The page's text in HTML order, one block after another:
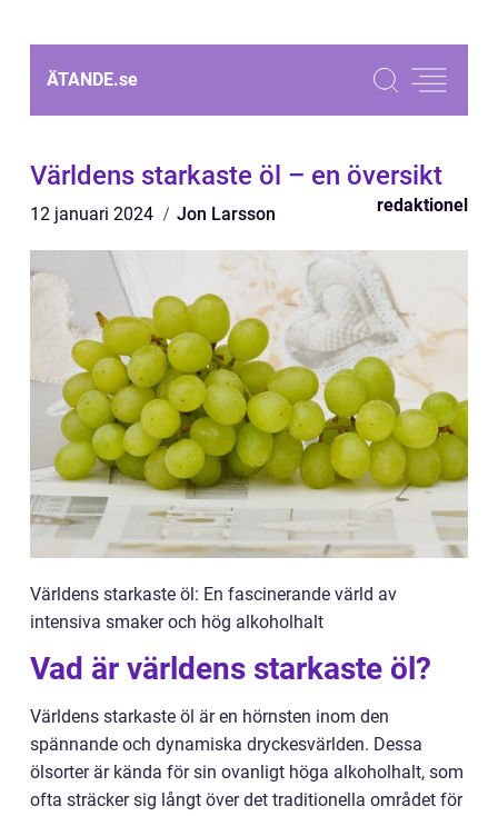
ÄTANDE.se
Världens starkaste öl – en översikt
12 januari 2024 Jon Larsson redaktionel
Världens starkaste öl: En fascinerande värld av
intensiva smaker och hög alkoholhalt
Vad är världens starkaste öl?
Världens starkaste öl är en hörnsten inom den
spännande och dynamiska dryckesvärlden. Dessa
ölsorter är kända för sin ovanligt höga alkoholhalt, som
ofta sträcker sig långt över det traditionella området för